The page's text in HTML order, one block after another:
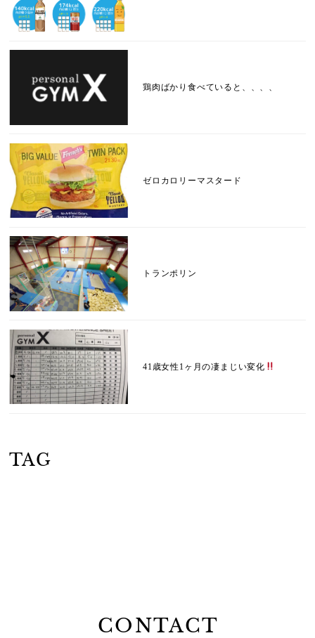
鶏肉ばかり食べていると、、、、
ゼロカロリーマスタード
トランポリン
41歳女性1ヶ月の凄まじい変化
TAG
CONTACT